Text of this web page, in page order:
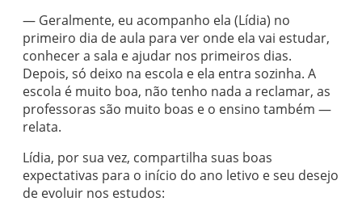
— Geralmente, eu acompanho ela (Lídia) no
primeiro dia de aula para ver onde ela vai estudar,
conhecer a sala e ajudar nos primeiros dias.
Depois, só deixo na escola e ela entra sozinha. A
escola é muito boa, não tenho nada a reclamar, as
professoras são muito boas e o ensino também —
relata.
Lídia, por sua vez, compartilha suas boas
expectativas para o início do ano letivo e seu desejo
de evoluir nos estudos: